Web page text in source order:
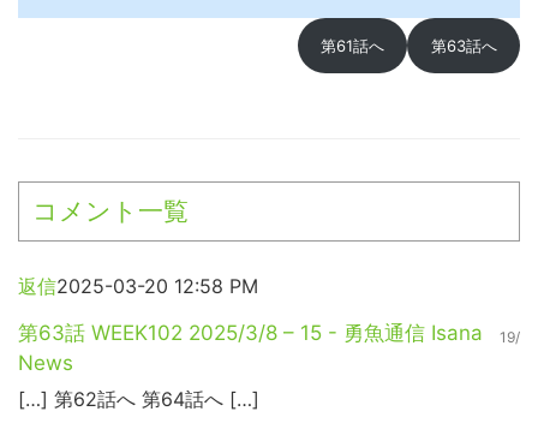
第61話へ 第63話へ
コメント一覧
返信2025-03-20 12:58 PM
第63話 WEEK102 2025/3/8 – 15 - 勇魚通信 Isana
News
19/
[…] 第62話へ 第64話へ […]